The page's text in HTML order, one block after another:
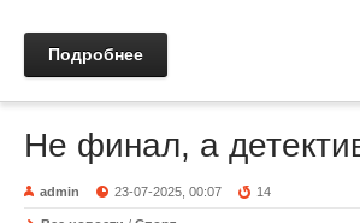
Подробнее
Не финал, а
admin 23-07-2025, 00:07 14